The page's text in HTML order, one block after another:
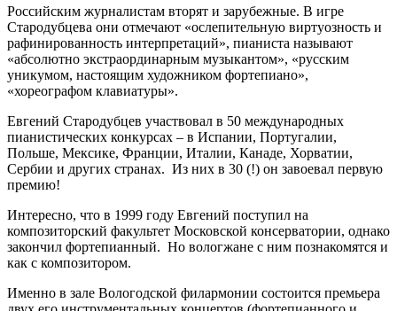
Российским журналистам вторят и зарубежные. В игре
Стародубцева они отмечают «ослепительную виртуозность и
рафинированность интерпретаций», пианиста называют
«абсолютно экстраординарным музыкантом», «русским
уникумом, настоящим художником фортепиано»,
«хореографом клавиатуры».
Евгений Стародубцев участвовал в 50 международных
пианистических конкурсах – в Испании, Португалии,
Польше, Мексике, Франции, Италии, Канаде, Хорватии,
Сербии и других странах. Из них в 30 (!) он завоевал первую
премию!
Интересно, что в 1999 году Евгений поступил на
композиторский факультет Московской консерватории, однако
закончил фортепианный. Но вологжане с ним познакомятся и
как с композитором.
Именно в зале Вологодской филармонии состоится премьера